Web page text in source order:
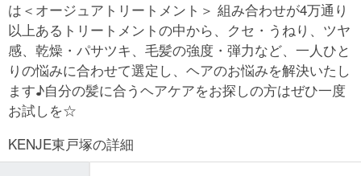
は＜オージュアトリートメント＞ 組み合わせが4万通り
以上あるトリートメントの中から、クセ・うねり、ツヤ
感、乾燥・パサツキ、毛髪の強度・弾力など、一人ひと
りの悩みに合わせて選定し、ヘアのお悩みを解決いたし
ます♪自分の髪に合うヘアケアをお探しの方はぜひ一度
お試しを☆
KENJE東戸塚の詳細